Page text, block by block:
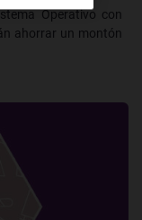
Operativo con
ahorrar un montón